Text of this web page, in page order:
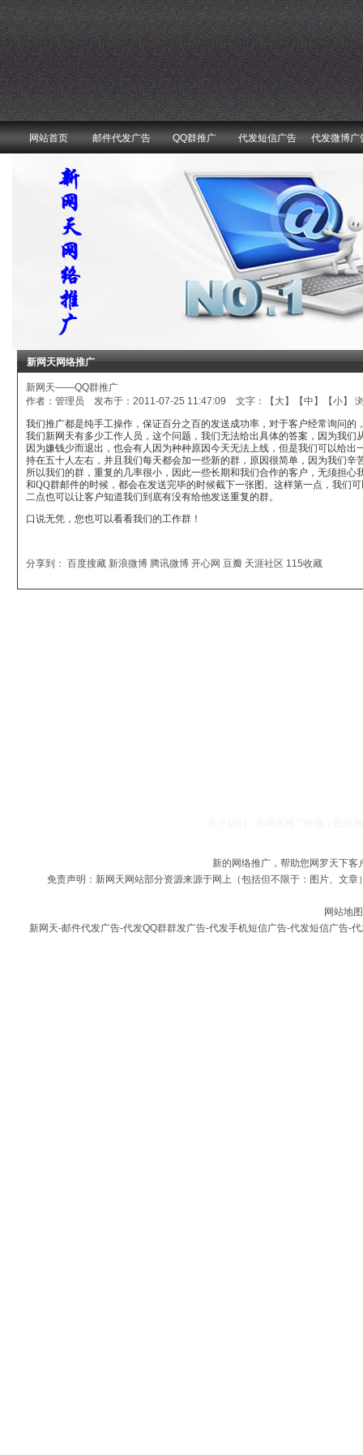
网站首页 邮件代发广告 QQ群推广 代发短信广告 代发微博广
新网天网络推广
新网天——QQ群推广
作者：管理员 发布于：2011-07-25 11:47:09 文字：【 大】【中 】【小】
我们推广都是纯手工操作，保证百分之百的发送成功率，对于客户经常询问
我们新网天有多少工作人员，这个问题，我们无法给出具体的答案，因为我
因为嫌钱少而退出，也会有人因为种种原因今天无法上线，但是我们可以给
持在五十人左右，并且我们每天都会加一些新的群，原因很简单，因为我们
所以我们的群，重复的几率很小，因此一些长期和我们合作的客户，无须担
和QQ群邮件的时候，都会在发送完毕的时候截下一张图。这样第一点，我们
二点也可以让客户知道我们到底有没有给他发送重复的群。
口说无凭，您也可以看看我们的工作群！
分享到： 百度搜藏 新浪微博 腾讯微博 开心网 豆瓣 天涯社区 115收藏
新的 网络推广 ，帮助您网罗天下
免责声明： 新网天 网站部分资源来源于网上（包括但不限于：图片、文章
网站地图
新网天-邮件代发广告-代发QQ群群发广告-代发手机短信广告-代发短信广告-